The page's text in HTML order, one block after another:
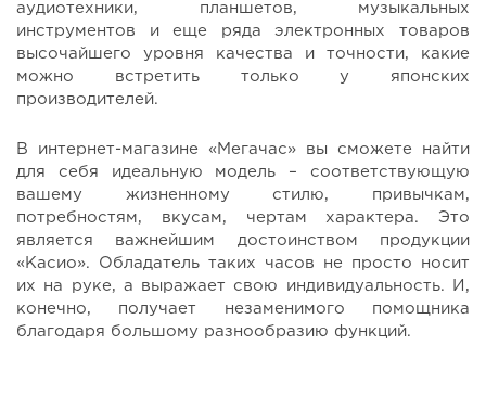
аудиотехники, планшетов, музыкальных
инструментов и еще ряда электронных товаров
высочайшего уровня качества и точности, какие
можно встретить только у японских
производителей.
В интернет-магазине «Мегачас» вы сможете найти
для себя идеальную модель – соответствующую
вашему жизненному стилю, привычкам,
потребностям, вкусам, чертам характера. Это
является важнейшим достоинством продукции
«Касио». Обладатель таких часов не просто носит
их на руке, а выражает свою индивидуальность. И,
конечно, получает незаменимого помощника
благодаря большому разнообразию функций.